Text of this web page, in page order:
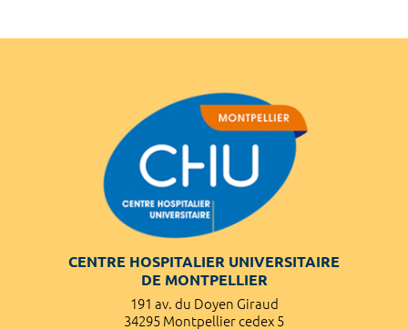
CENTRE HOSPITALIER UNIVERSITAIRE
DE MONTPELLIER
191 av. du Doyen Giraud
34295 Montpellier cedex 5